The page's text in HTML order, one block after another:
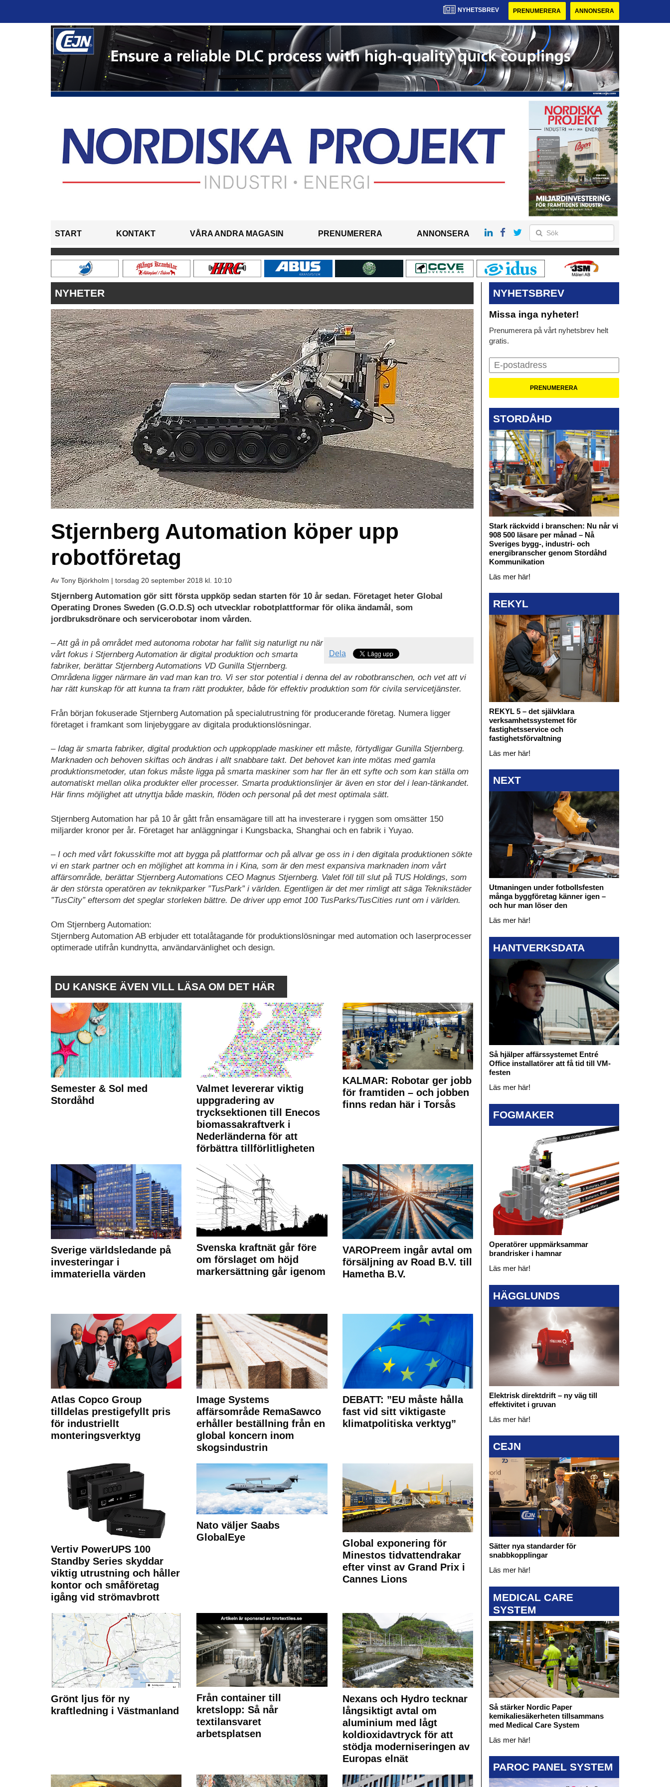
NYHETSBREV PRENUMERERA ANNONSERA
START KONTAKT VÅRA ANDRA MAGASIN PRENUMERERA ANNONSERA
NYHETER
Stjernberg Automation köper upp
robotföretag
Av Tony Björkholm | torsdag 20 september 2018 kl. 10:10
Stjernberg Automation gör sitt första uppköp sedan starten för 10 år sedan. Företaget heter Global
Operating Drones Sweden (G.O.D.S) och utvecklar robotplattformar för olika ändamål, som
jordbruksdrönare och servicerobotar inom vården.
Dela
– Att gå in på området med autonoma robotar har fallit sig naturligt nu när
vårt fokus i Stjernberg Automation är digital produktion och smarta
fabriker, berättar Stjernberg Automations VD Gunilla Stjernberg.
Områdena ligger närmare än vad man kan tro. Vi ser stor potential i denna del av robotbranschen, och vet att vi
har rätt kunskap för att kunna ta fram rätt produkter, både för effektiv produktion som för civila servicetjänster.
Från början fokuserade Stjernberg Automation på specialutrustning för producerande företag. Numera ligger
företaget i framkant som linjebyggare av digitala produktionslösningar.
– Idag är smarta fabriker, digital produktion och uppkopplade maskiner ett måste, förtydligar Gunilla Stjernberg.
Marknaden och behoven skiftas och ändras i allt snabbare takt. Det behovet kan inte mötas med gamla
produktionsmetoder, utan fokus måste ligga på smarta maskiner som har fler än ett syfte och som kan ställa om
automatiskt mellan olika produkter eller processer. Smarta produktionslinjer är även en stor del i lean-tänkandet.
Här finns möjlighet att utnyttja både maskin, flöden och personal på det mest optimala sätt.
Stjernberg Automation har på 10 år gått från ensamägare till att ha investerare i ryggen som omsätter 150
miljarder kronor per år. Företaget har anläggningar i Kungsbacka, Shanghai och en fabrik i Yuyao.
– I och med vårt fokusskifte mot att bygga på plattformar och på allvar ge oss in i den digitala produktionen sökte
vi en stark partner och en möjlighet att komma in i Kina, som är den mest expansiva marknaden inom vårt
affärsområde, berättar Stjernberg Automations CEO Magnus Stjernberg. Valet föll till slut på TUS Holdings, som
är den största operatören av teknikparker ”TusPark” i världen. Egentligen är det mer rimligt att säga Teknikstäder
”TusCity” eftersom det speglar storleken bättre. De driver upp emot 100 TusParks/TusCities runt om i världen.
Om Stjernberg Automation:
Stjernberg Automation AB erbjuder ett totalåtagande för produktionslösningar med automation och laserprocesser
optimerade utifrån kundnytta, användarvänlighet och design.
DU KANSKE ÄVEN VILL LÄSA OM DET HÄR
Semester & Sol med
Stordåhd
Valmet levererar viktig
uppgradering av
trycksektionen till Enecos
biomassakraftverk i
Nederländerna för att
förbättra tillförlitligheten
KALMAR: Robotar ger jobb
för framtiden – och jobben
finns redan här i Torsås
Sverige världsledande på
investeringar i
immateriella värden
Svenska kraftnät går före
om förslaget om höjd
markersättning går igenom
VAROPreem ingår avtal om
försäljning av Road B.V. till
Hametha B.V.
Atlas Copco Group
tilldelas prestigefyllt pris
för industriellt
monteringsverktyg
Image Systems
affärsområde RemaSawco
erhåller beställning från en
global koncern inom
skogsindustrin
DEBATT: ”EU måste hålla
fast vid sitt viktigaste
klimatpolitiska verktyg”
Vertiv PowerUPS 100
Standby Series skyddar
viktig utrustning och håller
kontor och småföretag
igång vid strömavbrott
Nato väljer Saabs
GlobalEye
Global exponering för
Minestos tidvattendrakar
efter vinst av Grand Prix i
Cannes Lions
Grönt ljus för ny
kraftledning i Västmanland
Från container till
kretslopp: Så når
textilansvaret
arbetsplatsen
Nexans och Hydro tecknar
långsiktigt avtal om
aluminium med lågt
koldioxidavtryck för att
stödja moderniseringen av
Europas elnät
NYHETSBREV
Missa inga nyheter!
Prenumerera på vårt nyhetsbrev helt
gratis.
STORDÅHD
Stark räckvidd i branschen: Nu når vi
908 500 läsare per månad – Nå
Sveriges bygg-, industri- och
energibranscher genom Stordåhd
Kommunikation
Läs mer här!
REKYL
REKYL 5 – det självklara
verksamhetssystemet för
fastighetsservice och
fastighetsförvaltning
Läs mer här!
NEXT
Utmaningen under fotbollsfesten
många byggföretag känner igen –
och hur man löser den
Läs mer här!
HANTVERKSDATA
Så hjälper affärssystemet Entré
Office installatörer att få tid till VM-
festen
Läs mer här!
FOGMAKER
Operatörer uppmärksammar
brandrisker i hamnar
Läs mer här!
HÄGGLUNDS
Elektrisk direktdrift – ny väg till
effektivitet i gruvan
Läs mer här!
CEJN
Sätter nya standarder för
snabbkopplingar
Läs mer här!
MEDICAL CARE
SYSTEM
Så stärker Nordic Paper
kemikaliesäkerheten tillsammans
med Medical Care System
Läs mer här!
PAROC PANEL SYSTEM